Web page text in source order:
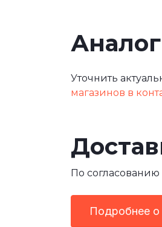
Уточнить
магазинов в
По
Подробнее о